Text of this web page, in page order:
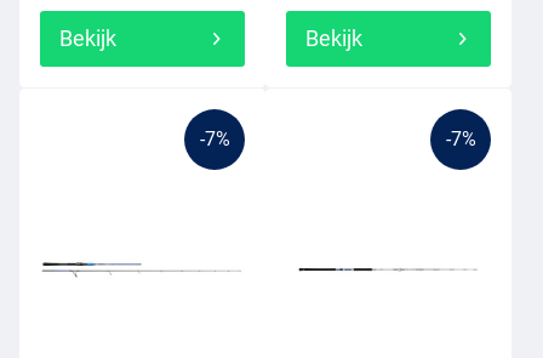
Bekijk Bekijk
-7% -7%